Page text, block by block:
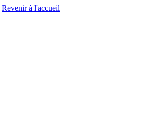
Revenir à l'accueil